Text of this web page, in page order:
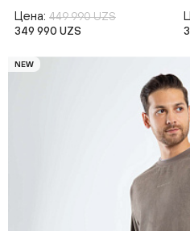
Цена: 449 990 UZS
349 990 UZS
NEW